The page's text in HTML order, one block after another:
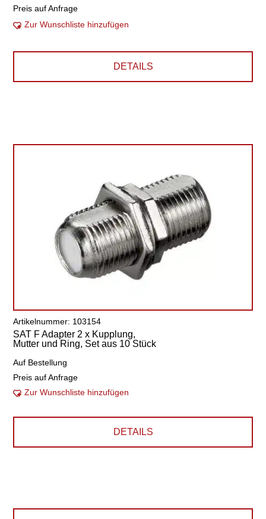
Preis auf Anfrage
Zur Wunschliste hinzufügen
DETAILS
Artikelnummer: 103154
SAT F Adapter 2 x Kupplung,
Mutter und Ring, Set aus 10 Stück
Auf Bestellung
Preis auf Anfrage
Zur Wunschliste hinzufügen
DETAILS